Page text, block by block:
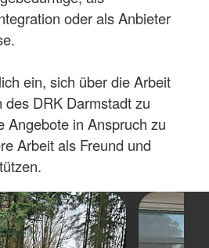
oder als Anbieter
ein, sich über die Arbeit
des DRK Darmstadt zu
Angebote in Anspruch zu
Arbeit als Freund und